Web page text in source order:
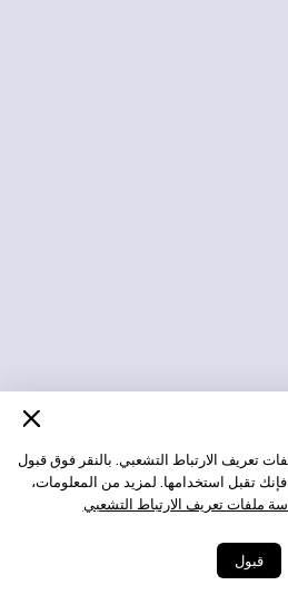
تعريف الارتباط التشعبي. بالنقر فوق قبول
تقبل استخدامها. لمزيد من المعلومات،
ملفات تعريف الارتباط التشعبي
قبول